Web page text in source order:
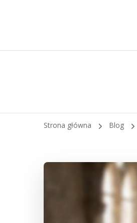
Strona główna Blog